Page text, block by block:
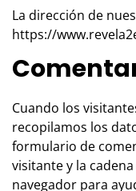
La dirección de
https://
Cuando los
recopilamos los
formulario de
visitante y la
navegador para